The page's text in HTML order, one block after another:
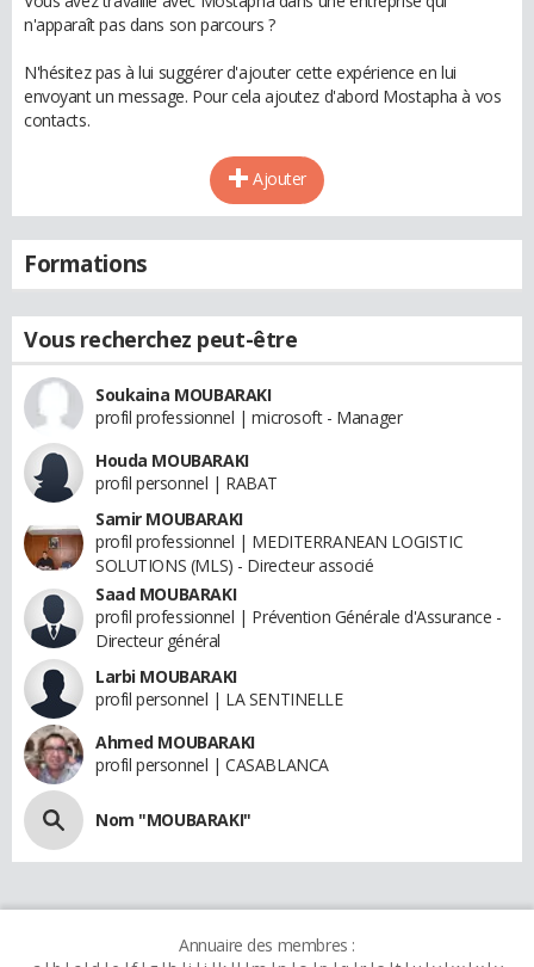
n'apparaît pas dans son parcours ?
N'hésitez pas à lui suggérer d'ajouter cette expérience en lui
envoyant un message. Pour cela ajoutez d'abord Mostapha à vos
contacts.
Ajouter
Formations
Vous recherchez peut-être
Soukaina MOUBARAKI
profil professionnel | microsoft - Manager
Houda MOUBARAKI
profil personnel | RABAT
Samir MOUBARAKI
profil professionnel | MEDITERRANEAN LOGISTIC
SOLUTIONS (MLS) - Directeur associé
Saad MOUBARAKI
profil professionnel | Prévention Générale d'Assurance -
Directeur général
Larbi MOUBARAKI
profil personnel | LA SENTINELLE
Ahmed MOUBARAKI
profil personnel | CASABLANCA
Nom "MOUBARAKI"
Annuaire des membres :